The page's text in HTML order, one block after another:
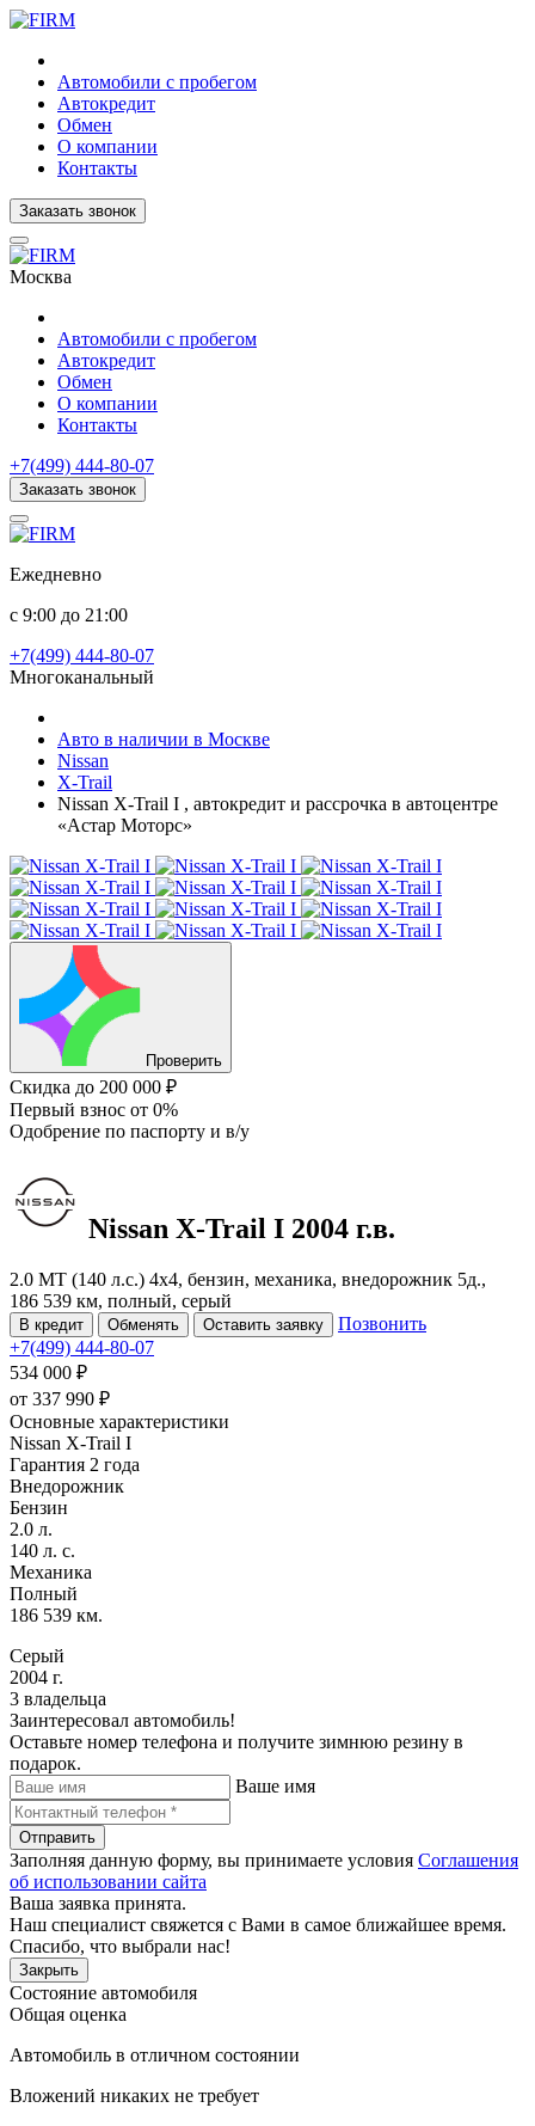
Автомобили с пробегом
Автокредит
Обмен
О компании
Контакты
Заказать звонок
Москва
Автомобили с пробегом
Автокредит
Обмен
О компании
Контакты
+7(499) 444-80-07
Заказать звонок
Ежедневно
с 9:00 до 21:00
+7(499) 444-80-07
Многоканальный
Авто в наличии в Москве
Nissan
X-Trail
Nissan X-Trail I , автокредит и рассрочка в автоцентре
«Астар Моторс»
Проверить
Скидка до 200 000 ₽
Первый взнос от 0%
Одобрение по паспорту и в/у
Nissan X-Trail I 2004 г.в.
2.0 MT (140 л.с.) 4x4, бензин, механика, внедорожник 5д.,
186 539 км, полный, серый
В кредит Обменять Оставить заявку
Позвонить
+7(499) 444-80-07
534 000 ₽
от 337 990 ₽
Основные характеристики
Nissan X-Trail I
Гарантия 2 года
Внедорожник
Бензин
2.0 л.
140 л. с.
Механика
Полный
186 539 км.
Серый
2004 г.
3 владельца
Заинтересовал автомобиль!
Оставьте номер телефона и получите зимнюю резину в
подарок.
Ваше имя
Отправить
Заполняя данную форму, вы принимаете условия Соглашения
об использовании сайта
Ваша заявка принята.
Наш специалист свяжется с Вами в самое ближайшее время.
Спасибо, что выбрали нас!
Закрыть
Состояние автомобиля
Общая оценка
Автомобиль в отличном состоянии
Вложений никаких не требует